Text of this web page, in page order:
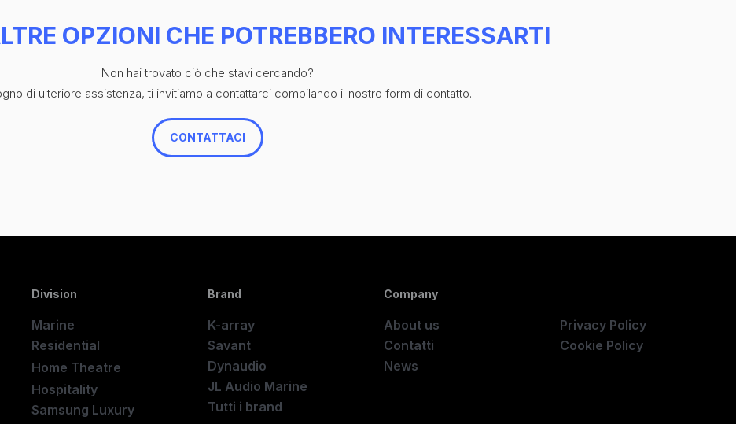
OPZIONI CHE POTREBBERO INTERESSARTI
Non hai trovato ciò che stavi cercando?
di ulteriore assistenza, ti invitiamo a contattarci compilando il nostro form di contatto.
CONTATTACI
Division
Marine
Residential
Home Theatre
Hospitality
Samsung Luxury
Brand
K-array
Savant
Dynaudio
JL Audio Marine
Tutti i brand
Company
About us
Contatti
News
Privacy Policy
Cookie Policy